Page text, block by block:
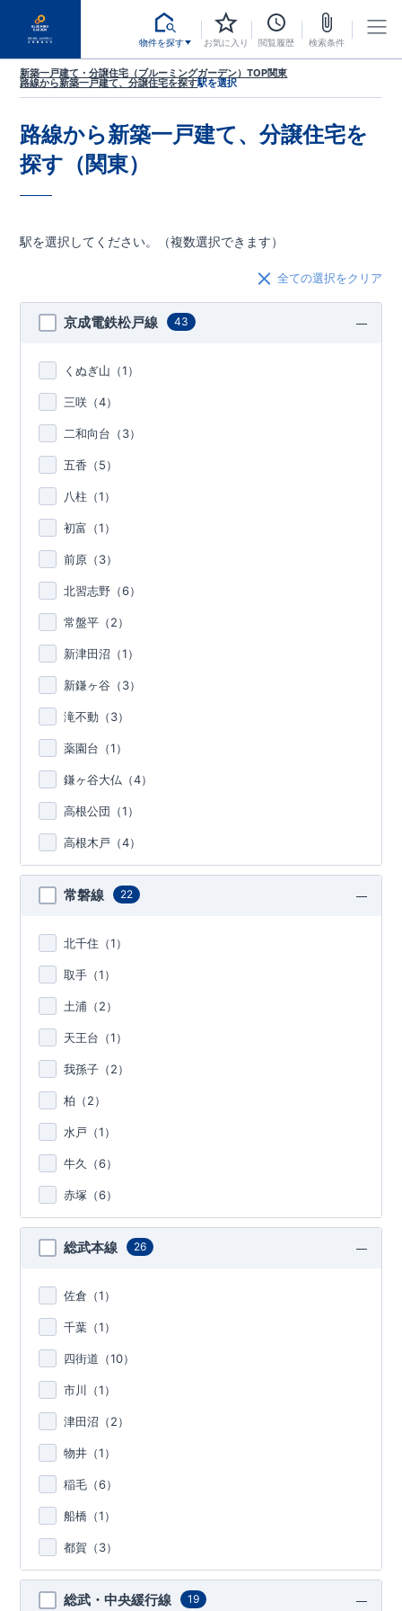
物件を探す お気に入り 閲覧履歴 検索条件
新築一戸建て・分譲住宅（ブルーミングガーデン）TOP関東
路線から新築一戸建て、分譲住宅を探す駅を選択
路線から新築一戸建て、分譲住宅を
探す（関東）
駅を選択してください。（複数選択できます）
全ての選択をクリア
京成電鉄松戸線 43
くぬぎ山（1）
三咲（4）
二和向台（3）
五香（5）
八柱（1）
初富（1）
前原（3）
北習志野（6）
常盤平（2）
新津田沼（1）
新鎌ヶ谷（3）
滝不動（3）
薬園台（1）
鎌ヶ谷大仏（4）
高根公団（1）
高根木戸（4）
常磐線 22
北千住（1）
取手（1）
土浦（2）
天王台（1）
我孫子（2）
柏（2）
水戸（1）
牛久（6）
赤塚（6）
総武本線 26
佐倉（1）
千葉（1）
四街道（10）
市川（1）
津田沼（2）
物井（1）
稲毛（6）
船橋（1）
都賀（3）
総武・中央緩行線 19